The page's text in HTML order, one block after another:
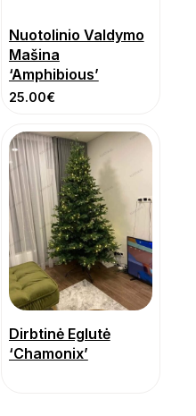
Nuotolinio Valdymo
Mašina
‘Amphibious’
25.00€
Dirbtinė Eglutė
‘Chamonix’